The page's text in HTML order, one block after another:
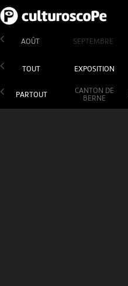
AOÛT SEPTEMBRE
TOUT EXPOSITION
PARTOUT
CANTON DE
BERNE